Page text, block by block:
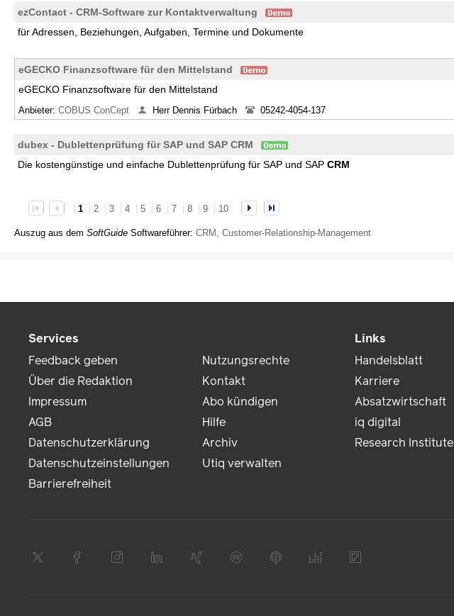
ezContact - CRM-Software zur Kontaktverwaltung
für Adressen, Beziehungen, Aufgaben, Termine und Dokumente
eGECKO Finanzsoftware für den Mittelstand
eGECKO Finanzsoftware für den Mittelstand
Anbieter: COBUS ConCept Herr Dennis Fürbach 05242-4054-137
dubex - Dublettenprüfung für SAP und SAP CRM
Die kostengünstige und einfache Dublettenprüfung für SAP und SAP CRM
1
2 3 4 5 6 7 8 9 10
Auszug aus dem SoftGuide Softwareführer: CRM, Customer-Relationship-Management
Services
Feedback geben
Über die Redaktion
Impressum
AGB
Datenschutzerklärung
Datenschutzeinstellungen
Barrierefreiheit
Nutzungsrechte
Kontakt
Abo kündigen
Hilfe
Archiv
Utiq verwalten
Links
Handelsblatt
Karriere
Absatzwirtschaft
iq digital
Research Institute